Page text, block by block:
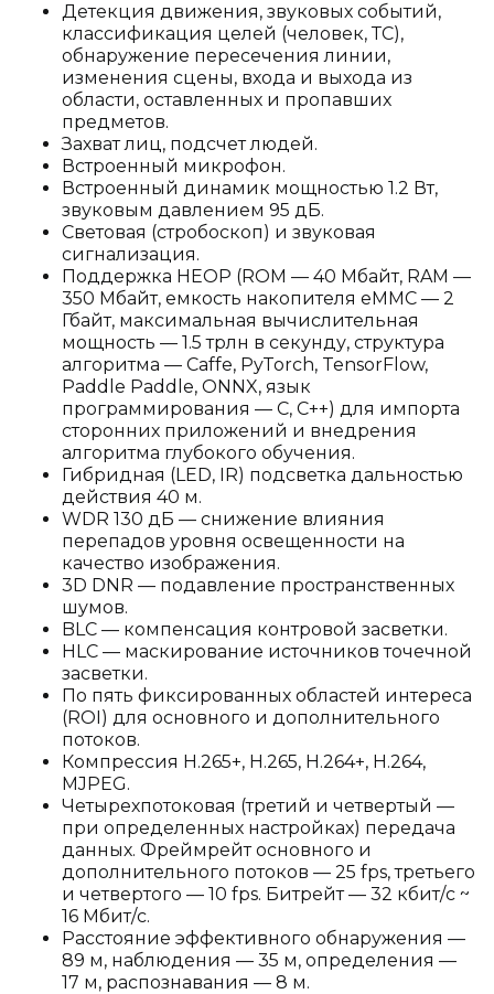
Детекция движения, звуковых событий,
классификация целей (человек, ТС),
обнаружение пересечения линии,
изменения сцены, входа и выхода из
области, оставленных и пропавших
предметов.
Захват лиц, подсчет людей.
Встроенный микрофон.
Встроенный динамик мощностью 1.2 Вт,
звуковым давлением 95 дБ.
Световая (стробоскоп) и звуковая
сигнализация.
Поддержка HEOP (ROM — 40 Мбайт, RAM —
350 Мбайт, емкость накопителя eMMC — 2
Гбайт, максимальная вычислительная
мощность — 1.5 трлн в секунду, структура
алгоритма — Caffe, PyTorch, TensorFlow,
Paddle Paddle, ONNX, язык
программирования — C, C++) для импорта
сторонних приложений и внедрения
алгоритма глубокого обучения.
Гибридная (LED, IR) подсветка дальностью
действия 40 м.
WDR 130 дБ — снижение влияния
перепадов уровня освещенности на
качество изображения.
3D DNR — подавление пространственных
шумов.
BLC — компенсация контровой засветки.
HLC — маскирование источников точечной
засветки.
По пять фиксированных областей интереса
(ROI) для основного и дополнительного
потоков.
Компрессия H.265+, H.265, H.264+, H.264,
MJPEG.
Четырехпотоковая (третий и четвертый —
при определенных настройках) передача
данных. Фреймрейт основного и
дополнительного потоков — 25 fps, третьего
и четвертого — 10 fps. Битрейт — 32 кбит/с ~
16 Мбит/с.
Расстояние эффективного обнаружения —
89 м, наблюдения — 35 м, определения —
17 м, распознавания — 8 м.